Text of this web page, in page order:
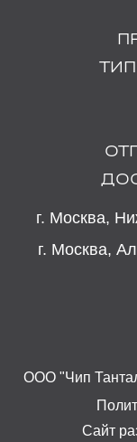
г. Москва,
г. Москва,
ООО "Чип
Сайт